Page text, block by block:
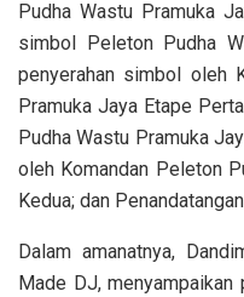
Pudha Wastu Pramuka
simbol Peleton Pudha
penyerahan simbol oleh
Pramuka Jaya Etape
Pudha Wastu Pramuka
oleh Komandan Peleton
Kedua; dan
Dalam amanatnya,
Made DJ,